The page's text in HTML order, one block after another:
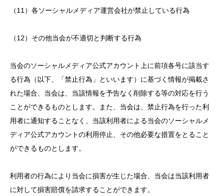
（11）各ソーシャルメディア運営会社が禁止している行為
（12）その他当会が不適切と判断する行為
当会のソーシャルメディア公式アカウント上に前項各号に該当す
る行為（以下、「禁止行為」といいます）に基づく情報が掲載さ
れた場合、当会は、当該情報を予告なく削除する等の対応を行う
ことができるものとします。また、当会は、禁止行為を行った利
用者に通知することなく、当該利用者による当会のソーシャルメ
ディア公式アカウントの利用停止、その他必要な措置をとること
ができるものとします。
利用者の行為により当会に損害が生じた場合、当会は当該利用者
に対して損害賠償を請求することができます。